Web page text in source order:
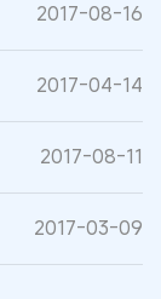
2017-08-16
2017-04-14
2017-08-11
2017-03-09